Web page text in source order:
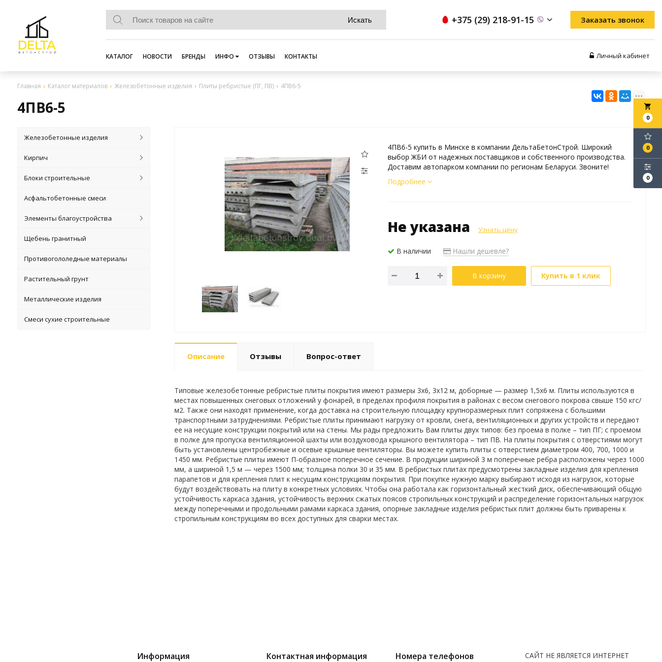
+375 (29) 218-91-15 Заказать звонок
КАТАЛОГ НОВОСТИ БРЕНДЫ ИНФО ОТЗЫВЫ КОНТАКТЫ Личный кабинет
Главная Каталог материалов Железобетонные изделия Плиты ребристые (ПГ, ПВ) 4ПВ6-5
4ПВ6-5 local_grocery_store
0
0
0
Железобетонные изделия
Кирпич
Блоки строительные
Асфальтобетонные смеси
Элементы благоустройства
Щебень гранитный
Противогололедные материалы
Растительный грунт
Металлические изделия
Смеси сухие строительные
4ПВ6-5 купить в Минске в компании ДельтаБетонСтрой. Широкий
выбор ЖБИ от надежных поставщиков и собственного производства.
Доставим автопарком компании по регионам Беларуси. Звоните!
Подробнее
Не указана Узнать цену
В наличии Нашли дешевле?
В корзину Купить в 1 клик
Описание Отзывы Вопрос-ответ
Типовые железобетонные ребристые плиты покрытия имеют размеры 3х6, 3х12 м, доборные — размер 1,5х6 м. Плиты используются в
местах повышенных снеговых отложений у фонарей, в пределах профиля покрытия в районах с весом снегового покрова свыше 150 кгс/
м2. Также они находят применение, когда доставка на строительную площадку крупноразмерных плит сопряжена с большими
транспортными затруднениями. Ребристые плиты принимают нагрузку от кровли, снега, вентиляционных и других устройств и передают
ее на несущие конструкции покрытий или на стены. Мы рады предложить Вам плиты двух типов: без проема в полке – тип ПГ; с проемом
в полке для пропуска вентиляционной шахты или воздуховода крышного вентилятора – тип ПВ. На плиты покрытия с отверстиями могут
быть установлены центробежные и осевые крышные вентиляторы. Вы можете купить плиты с отверстием диаметром 400, 700, 1000 и
1450 мм. Ребристые плиты имеют П-образное поперечное сечение. В продукции шириной 3 м поперечные ребра расположены через 1000
мм, а шириной 1,5 м — через 1500 мм; толщина полки 30 и 35 мм. В ребристых плитах предусмотрены закладные изделия для крепления
парапетов и для крепления плит к несущим конструкциям покрытия. При покупке нужную марку выбирают исходя из нагрузок, которые
будут воздействовать на плиту в конкретных условиях. Чтобы она работала как горизонтальный жесткий диск, обеспечивающий общую
устойчивость каркаса здания, устойчивость верхних сжатых поясов стропильных конструкций и распределение горизонтальных нагрузок
между поперечными и продольными рамами каркаса здания, опорные закладные изделия ребристых плит должны быть приварены к
стропильным конструкциям во всех доступных для сварки местах.
Информация Контактная информация Номера телефонов
САЙТ НЕ ЯВЛЯЕТСЯ ИНТЕРНЕТ